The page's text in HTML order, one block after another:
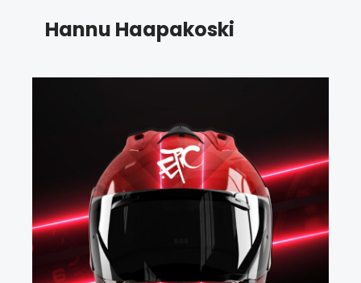
Hannu Haapakoski